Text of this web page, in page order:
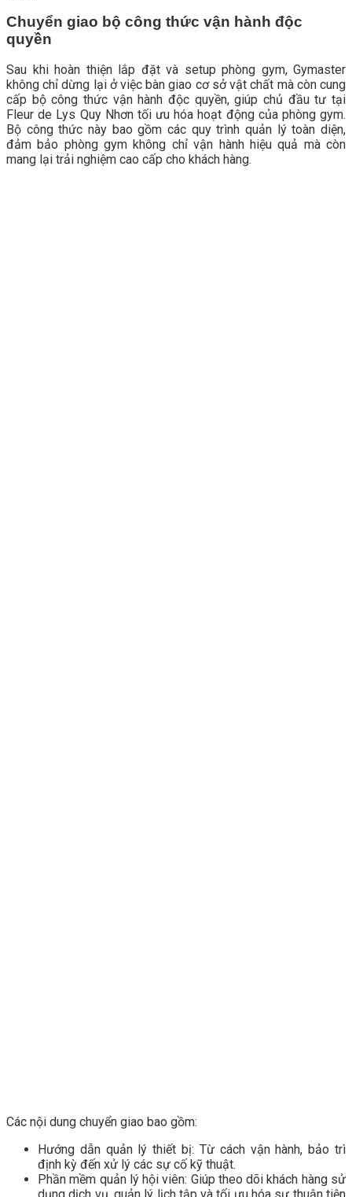
Chuyển giao bộ công thức vận hành độc
quyền
Sau khi hoàn thiện lắp đặt và setup phòng gym, Gymaster
không chỉ dừng lại ở việc bàn giao cơ sở vật chất mà còn cung
cấp bộ công thức vận hành độc quyền, giúp chủ đầu tư tại
Fleur de Lys Quy Nhơn tối ưu hóa hoạt động của phòng gym.
Bộ công thức này bao gồm các quy trình quản lý toàn diện,
đảm bảo phòng gym không chỉ vận hành hiệu quả mà còn
mang lại trải nghiệm cao cấp cho khách hàng.
Các nội dung chuyển giao bao gồm:
Hướng dẫn quản lý thiết bị: Từ cách vận hành, bảo trì
định kỳ đến xử lý các sự cố kỹ thuật.
Phần mềm quản lý hội viên: Giúp theo dõi khách hàng sử